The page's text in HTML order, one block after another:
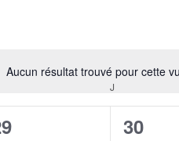
Aucun résultat trouvé pour cette
J
0
30